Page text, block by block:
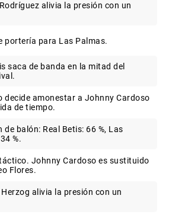
alivia la presión con un
portería para Las Palmas.
saca de banda en la mitad del
decide amonestar a Johnny Cardoso
de tiempo.
de balón: Real Betis: 66 %, Las
%.
Johnny Cardoso es sustituido
Flores.
alivia la presión con un